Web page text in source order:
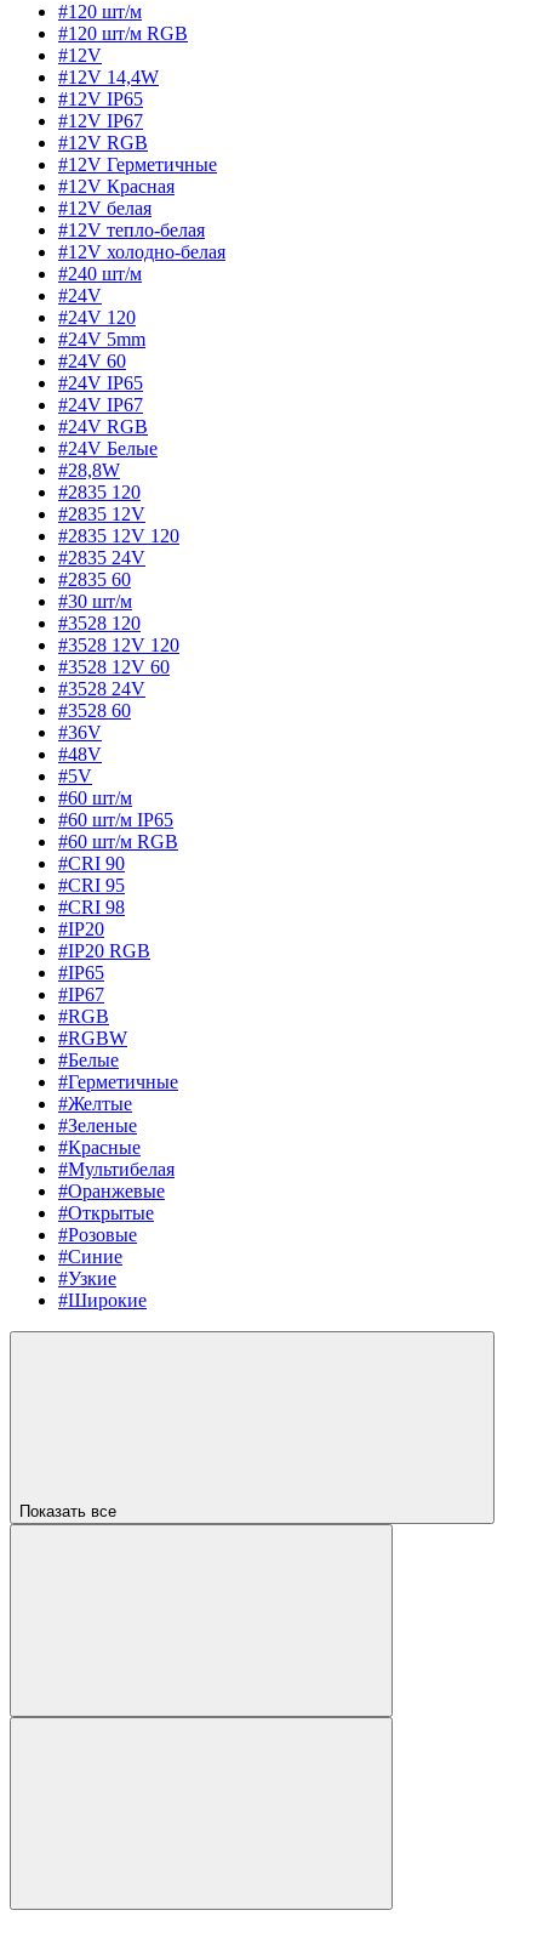
#120 шт/м
#120 шт/м RGB
#12V
#12V 14,4W
#12V IP65
#12V IP67
#12V RGB
#12V Герметичные
#12V Красная
#12V белая
#12V тепло-белая
#12V холодно-белая
#240 шт/м
#24V
#24V 120
#24V 5mm
#24V 60
#24V IP65
#24V IP67
#24V RGB
#24V Белые
#28,8W
#2835 120
#2835 12V
#2835 12V 120
#2835 24V
#2835 60
#30 шт/м
#3528 120
#3528 12V 120
#3528 12V 60
#3528 24V
#3528 60
#36V
#48V
#5V
#60 шт/м
#60 шт/м IP65
#60 шт/м RGB
#CRI 90
#CRI 95
#CRI 98
#IP20
#IP20 RGB
#IP65
#IP67
#RGB
#RGBW
#Белые
#Герметичные
#Желтые
#Зеленые
#Красные
#Мультибелая
#Оранжевые
#Открытые
#Розовые
#Синие
#Узкие
#Широкие
Показать все